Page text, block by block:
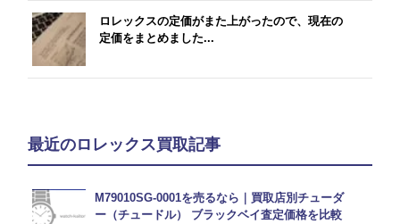
ロレックスの定価がまた上がったので、現在の
定価をまとめました...
最近のロレックス買取記事
M79010SG-0001を売るなら｜買取店別チューダ
ー（チュードル） ブラックベイ査定価格を比較